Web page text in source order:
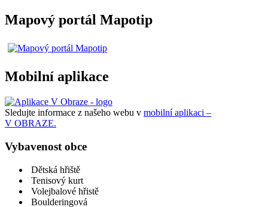
Mapový portál Mapotip
Mobilní aplikace
Sledujte informace z našeho webu v mobilní aplikaci –
V OBRAZE.
Vybavenost obce
Dětská hřiště
Tenisový kurt
Volejbalové hřistě
Boulderingová